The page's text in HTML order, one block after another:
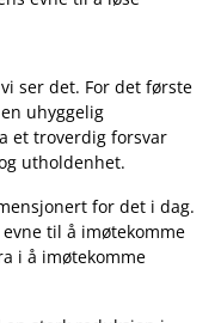
ser det. For det første
uhyggelig
et troverdig forsvar
utholdenhet.
for det i dag.
til å imøtekomme
i å imøtekomme